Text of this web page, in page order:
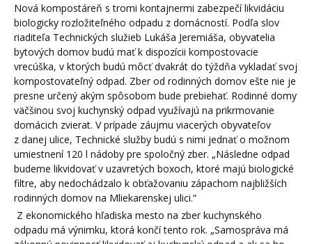
Nová kompostáreň s tromi kontajnermi zabezpečí likvidáciu
biologicky rozložiteľného odpadu z domácností. Podľa slov
riaditeľa Technických služieb Lukáša Jeremiáša, obyvatelia
bytových domov budú mať k dispozícii kompostovacie
vrecúška, v ktorých budú môcť dvakrát do týždňa vykladať svoj
kompostovateľný odpad. Zber od rodinných domov ešte nie je
presne určený akým spôsobom bude prebiehať. Rodinné domy
väčšinou svoj kuchynský odpad využívajú na prikrmovanie
domácich zvierat. V prípade záujmu viacerých obyvateľov
z danej ulice, Technické služby budú s nimi jednať o možnom
umiestnení 120 l nádoby pre spoločný zber. „Následne odpad
budeme likvidovať v uzavretých boxoch, ktoré majú biologické
filtre, aby nedochádzalo k obťažovaniu zápachom najbližších
rodinných domov na Mliekarenskej ulici.“
Z ekonomického hľadiska mesto na zber kuchynského
odpadu má výnimku, ktorá končí tento rok. „Samospráva má